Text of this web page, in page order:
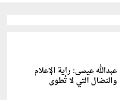
عبدالله عيسى: راية الإعلام
والنضال التي لا تُطوى